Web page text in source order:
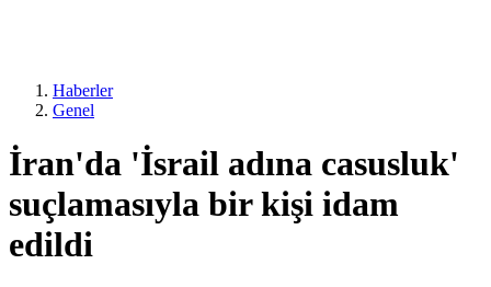
Haberler
Genel
İran'da 'İsrail adına casusluk'
suçlamasıyla bir kişi idam
edildi